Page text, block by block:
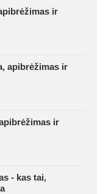
ir
apibrėžimas ir
ir
- kas tai,